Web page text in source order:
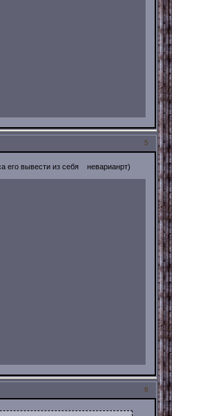
5
его вывести из себя неварианрт)
6